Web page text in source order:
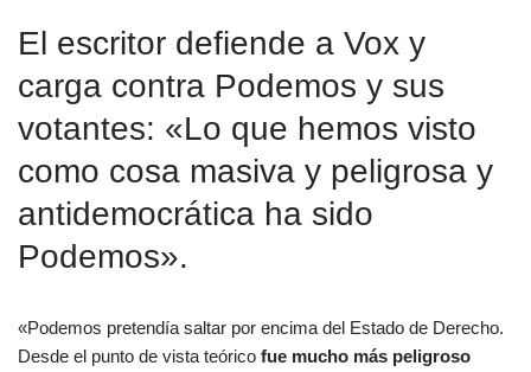
El escritor defiende a Vox y
carga contra Podemos y sus
votantes: «Lo que hemos visto
como cosa masiva y peligrosa y
antidemocrática ha sido
Podemos».
«Podemos pretendía saltar por encima del Estado de Derecho.
Desde el punto de vista teórico fue mucho más peligroso